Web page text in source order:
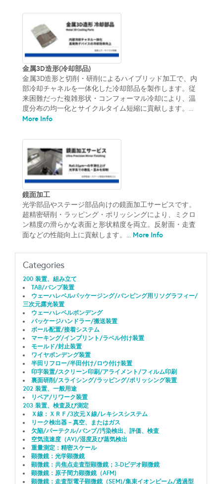
金属3D造形(冷却部品)
金属3D造形と切削・研削によるハイブリッド加工で、内
部冷却チャネルを一体化した冷却部品を製作します。従
来困難だった複雑形状・コンフォーマル冷却により、温
度分布の均一化とサイクルタイム短縮に貢献します。...
More Info
鏡面加工
光学部品やステージ部品向けの鏡面加工サービスです。
超精密研削・ラッピング・ポリッシングにより、ミクロ
ン精度の滑らかな表面と形状精度を両立。反射面・走査
面などの性能向上に貢献します。... More Info
Categories
200 装置、組み立て
TAB/バンプ装置
ウェーハレベルパッケージング/バンピング用リソグラフィー/
三次元露光装置
ウェーハレベルボンデング
パッケージハンドラー/搬送装置
ボール配置/接着システム
マーキング/インプリント/ラベル付け装置
モールド/封止装置
ワイヤボンデング装置
半田リフロー/半田付け/ロウ付け装置
印字装置/スクリーン印刷/アライメント/フィルム印刷
裏面研削/スライシング/ラッピング/ポリッシング装置
202 装置、一般用途
リペア/リワーク装置
203 装置、検査及び測定
Ｘ線：ＸＲＦ/3次元Ｘ線/レキシスシステム
リーク検出器－真空、またはガス
欠陥/パーテクル/バンプ/汚染検出、評価、検査
空気流速度（AV)/湿度及び蒸気検出
重量測定：精密スケール
顕微鏡：光学顕微鏡
顕微鏡：共焦点走査型顕微鏡；3-Dビデオ顕微鏡
顕微鏡：原子間力顕微鏡（AFM)
顕微鏡：走査型電子顕微鏡（SEM)/集束イオンビーム/透過型